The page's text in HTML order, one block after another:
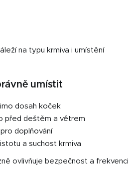
na typu krmiva i umístění
umístit
dosah koček
před deštěm a větrem
doplňování
a suchost krmiva
ovlivňuje bezpečnost a frekvenci